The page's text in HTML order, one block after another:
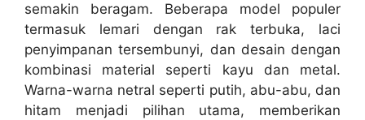
semakin beragam. Beberapa model populer
termasuk lemari dengan rak terbuka, laci
penyimpanan tersembunyi, dan desain dengan
kombinasi material seperti kayu dan metal.
Warna-warna netral seperti putih, abu-abu, dan
hitam menjadi pilihan utama, memberikan